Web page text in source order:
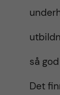
så
Det